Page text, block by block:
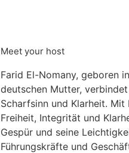
Meet your host
Farid El-Nomany, geboren
deutschen Mutter,
Scharfsinn und Klarheit.
Freiheit, Integrität und
Gespür und seine
Führungskräfte und